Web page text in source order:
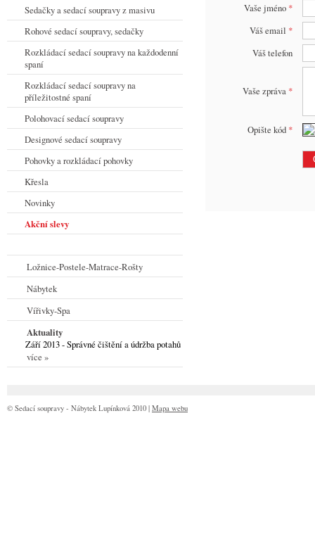
Vaše jméno *
Váš email *
Váš telefon
Vaše zpráva *
Opište kód *
Sedačky a sedací soupravy z masivu
Rohové sedací soupravy, sedačky
Rozkládací sedací soupravy na každodenní
spaní
Rozkládací sedací soupravy na
příležitostné spaní
Polohovací sedací soupravy
Designové sedací soupravy
Pohovky a rozkládací pohovky
Křesla
Novinky
Akční slevy
Ložnice-Postele-Matrace-Rošty
Nábytek
Vířivky-Spa
Aktuality
Září 2013 - Správné čištění a údržba potahů
více »
© Sedací soupravy - Nábytek Lupínková 2010 | Mapa webu